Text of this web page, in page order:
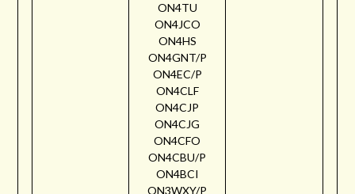
ON4TU
ON4JCO
ON4HS
ON4GNT/P
ON4EC/P
ON4CLF
ON4CJP
ON4CJG
ON4CFO
ON4CBU/P
ON4BCI
ON3WXY/P